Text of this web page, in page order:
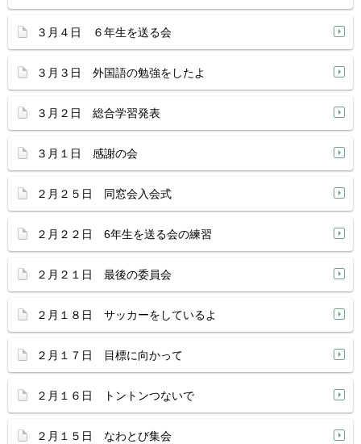
３月４日 ６年生を送る会
３月３日 外国語の勉強をしたよ
３月２日 総合学習発表
３月１日 感謝の会
２月２５日 同窓会入会式
２月２２日 6年生を送る会の練習
２月２１日 最後の委員会
２月１８日 サッカーをしているよ
２月１７日 目標に向かって
２月１６日 トントンつないで
２月１５日 なわとび集会